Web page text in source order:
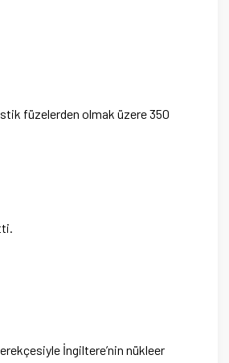
füzelerden olmak üzere 350
İngiltere’nin nükleer